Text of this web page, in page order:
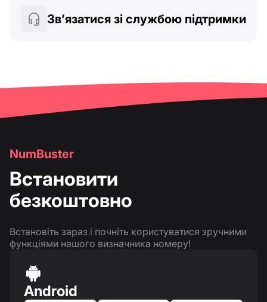
Зв’язатися зі службою підтримки
NumBuster
Встановити
безкоштовно
Встановіть зараз і почніть користуватися зручними
функціями нашого визначника номеру!
Android